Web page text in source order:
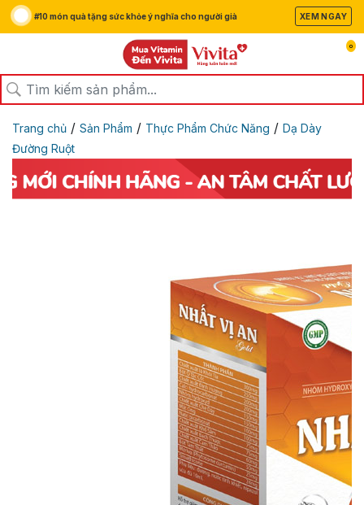
#10 món quà tặng sức khỏe ý nghĩa cho người già XEM NGAY
0
Trang chủ / Sản Phẩm / Thực Phẩm Chức Năng / Dạ Dày
Đường Ruột